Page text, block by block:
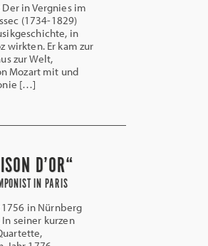
in Vergnies im
(1734-1829)
in
wirkten. Er kam zur
zur Welt,
Mozart mit und
[…]
D’OR“
IN PARIS
1756 in Nürnberg
seiner kurzen